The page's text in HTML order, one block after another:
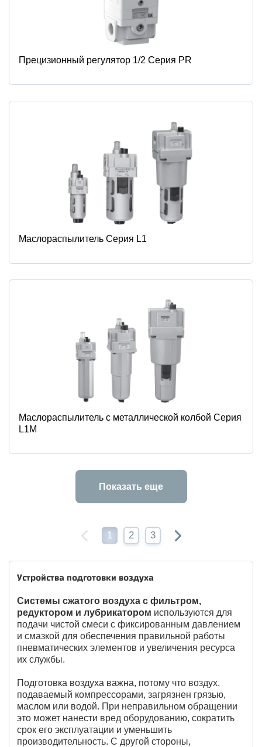
Прецизионный регулятор 1/2 Серия PR
Маслораспылитель Серия L1
Маслораспылитель с металлической колбой Серия
L1М
Показать еще
1 2 3
Устройства подготовки воздуха
Системы сжатого воздуха с фильтром,
редуктором и лубрикатором используются для
подачи чистой смеси с фиксированным давлением
и смазкой для обеспечения правильной работы
пневматических элементов и увеличения ресурса
их службы.
Подготовка воздуха важна, потому что воздух,
подаваемый компрессорами, загрязнен грязью,
маслом или водой. При неправильном обращении
это может нанести вред оборудованию, сократить
срок его эксплуатации и уменьшить
производительность. С другой стороны,